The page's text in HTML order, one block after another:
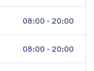
08:00 - 20:00
08:00 - 20:00